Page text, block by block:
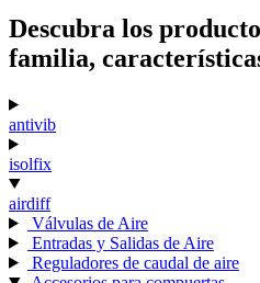
ES
Descubra los
familia,
antivib
isolfix
airdiff
Válvulas de Aire
Entradas y Salidas de Aire
Reguladores de caudal de aire